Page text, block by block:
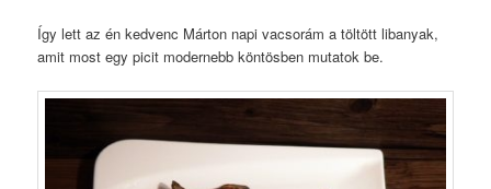
Így lett az én kedvenc Márton napi vacsorám a töltött libanyak,
amit most egy picit modernebb köntösben mutatok be.